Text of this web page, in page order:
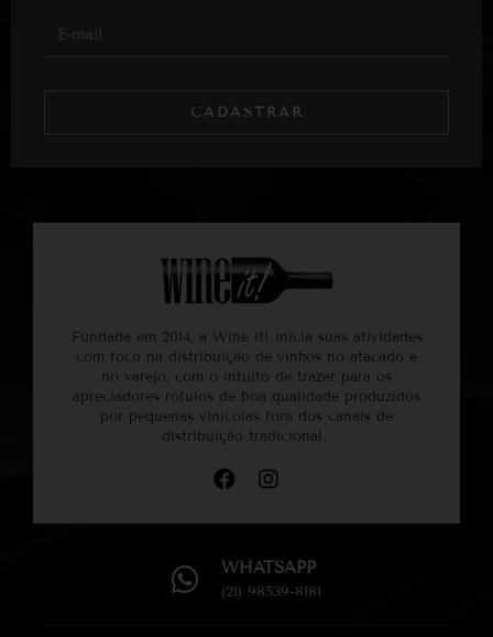
CADASTRAR
Fundada em 2014, a Wine it! inicia suas atividades
com foco na distribuição de vinhos no atacado e
no varejo, com o intuito de trazer para os
apreciadores rótulos de boa qualidade produzidos
por pequenas vinícolas fora dos canais de
distribuição tradicional.
WHATSAPP
(21) 98539-8181